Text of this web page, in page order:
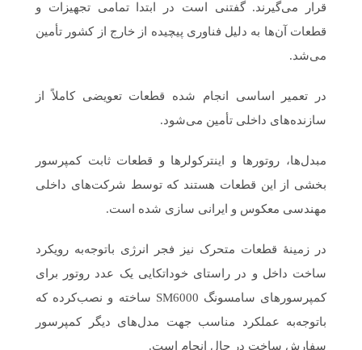
قرار می‌گیرند. گفتنی است در ابتدا تمامی تجهیزات و
قطعات آن‌ها به دلیل فناوری پیچیده از خارج از کشور تأمین
می‌شد.
در تعمیر اساسی انجام شده قطعات تعویضی کاملاً از
سازنده‌های داخلی تأمین می‌شود.
مبدل‌ها، روتورها و اینترکولرها و قطعات ثابت کمپرسور
بخشی از این قطعات هستند که توسط شرکت‌های داخلی
مهندسی معکوس و ایرانی سازی شده است.
در زمینهٔ قطعات متحرک نیز فجر انرژی باتوجه‌به رویکرد
ساخت داخل و در راستای خوداتکایی یک عدد روتور برای
کمپرسورهای سامسونگ SM6000 ساخته و نصب‌کرده که
باتوجه‌به عملکرد مناسب جهت مدل‌های دیگر کمپرسور
سفارش ساخت در حال انجام است.